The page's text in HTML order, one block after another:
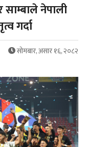
साम्बाले नेपाली
गर्दा
सोमबार, असार १६, २०८२